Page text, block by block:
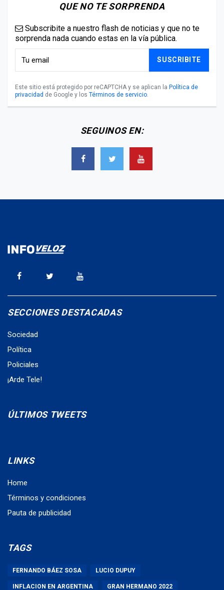
QUE NO TE SORPRENDA
Subscribite a nuestro flash de noticias y que no te
sorprenda nada cuando estas en la vía pública.
SUSCRIBITE
Este sitio está protegido por reCAPTCHA y se aplican la Política de
privacidad de Google y los Términos de servicio.
SEGUINOS EN:
SECCIONES DESTACADAS
Sociedad
Política
Policiales
¡Arde Tele!
ÚLTIMOS TWEETS
LINKS
Home
Términos y condiciones
Pauta de publicidad
TAGS
FERNANDO BÁEZ SOSA LUCIO DUPUY
INFLACION EN ARGENTINA GRAN HERMANO 2022